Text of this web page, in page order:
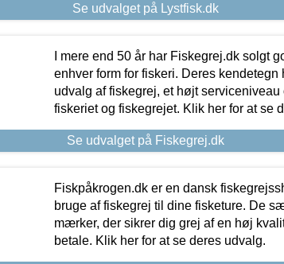
Se udvalget på Lystfisk.dk
I mere end 50 år har Fiskegrej.dk solgt
enhver form for fiskeri. Deres
udvalg af fiskegrej, et højt
fiskeriet og fiskegrejet. Klik her for at se
Se udvalget på Fiskegrej.dk
Fiskpåkrogen.dk er en dansk
bruge af fiskegrej til dine fisketure. De
mærker, der sikrer dig grej af en høj
betale. Klik her for at se deres udvalg.